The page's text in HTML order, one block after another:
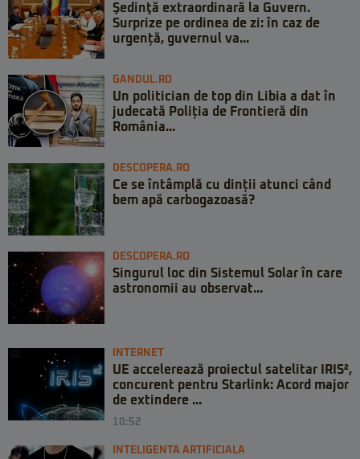
Şedinţă extraordinară la Guvern.
Surprize pe ordinea de zi: în caz de
urgență, guvernul va...
GANDUL.RO
Un politician de top din Libia a dat în
judecată Poliția de Frontieră din
România...
DESCOPERA.RO
Ce se întâmplă cu dinții atunci când
bem apă carbogazoasă?
DESCOPERA.RO
Singurul loc din Sistemul Solar în care
astronomii au observat...
INTERNET
UE accelerează proiectul satelitar IRIS²,
concurent pentru Starlink: Acord major
de extindere ...
10:52
INTELIGENTA ARTIFICIALA